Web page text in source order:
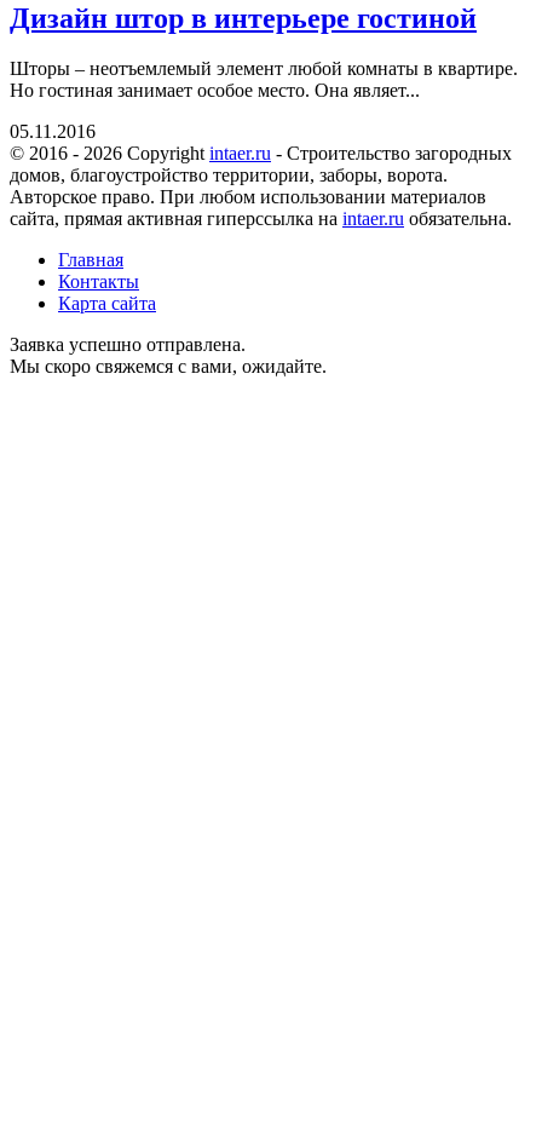
Дизайн штор в интерьере гостиной
Шторы – неотъемлемый элемент любой комнаты в квартире.
Но гостиная занимает особое место. Она являет...
05.11.2016
© 2016 - 2026 Copyrightintaer.ru - Cтроительство загородных
домов, благоустройство территории, заборы, ворота.
Авторское право. При любом использовании материалов
сайта, прямая активная гиперссылка на intaer.ru обязательна.
Главная
Контакты
Карта сайта
Заявка успешно отправлена.
Мы скоро свяжемся с вами, ожидайте.